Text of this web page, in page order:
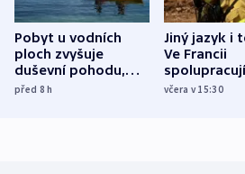
Pobyt u vodních
ploch zvyšuje
duševní pohodu,
ukázala
před 8h
Jiný jazyk i
Ve Francii
různých zemí
včera v 15:30